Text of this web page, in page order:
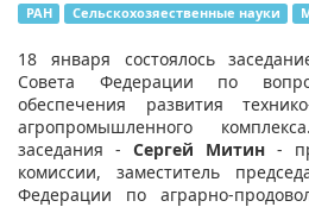
РАН Сельскохозяественные науки
18 января состоялось
Совета Федерации по
обеспечения развития
агропромышленного
заседания - Сергей Митин -
комиссии, заместитель
Федерации по аграрно-